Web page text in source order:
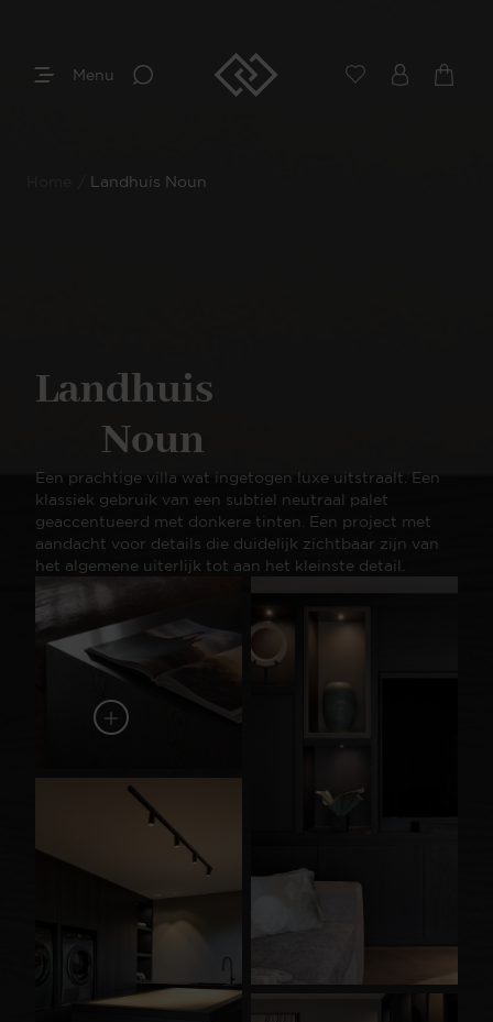
Menu
Landhuis Noun
Landhuis
Noun
Een prachtige villa wat ingetogen luxe uitstraalt. Een
klassiek gebruik van een subtiel neutraal palet
geaccentueerd met donkere tinten. Een project met
aandacht voor details die duidelijk zichtbaar zijn van
het algemene uiterlijk tot aan het kleinste detail.